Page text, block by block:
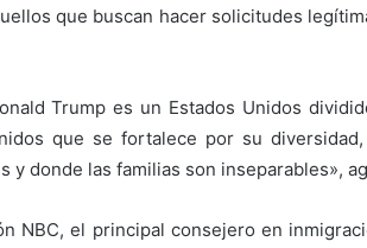
que buscan hacer solicitudes
Trump es un Estados Unidos
que se fortalece por su
y donde las familias son inseparables»,
NBC, el principal consejero en